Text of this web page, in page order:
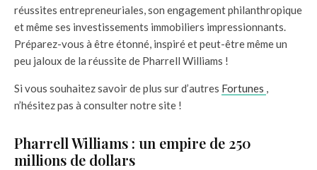
réussites entrepreneuriales, son engagement philanthropique
et même ses investissements immobiliers impressionnants.
Préparez-vous à être étonné, inspiré et peut-être même un
peu jaloux de la réussite de Pharrell Williams !
Si vous souhaitez savoir de plus sur d’autres Fortunes
n’hésitez pas à consulter notre site !
Pharrell Williams : un empire de 250
millions de dollars